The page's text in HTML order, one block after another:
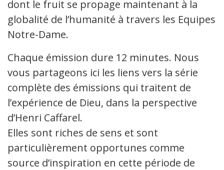
dont le fruit se propage maintenant à la
globalité de l’humanité à travers les Equipes
Notre-Dame.
Chaque émission dure 12 minutes. Nous
vous partageons ici les liens vers la série
complète des émissions qui traitent de
l’expérience de Dieu, dans la perspective
d’Henri Caffarel.
Elles sont riches de sens et sont
particulièrement opportunes comme
source d’inspiration en cette période de